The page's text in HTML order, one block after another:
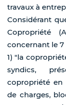
travaux à
Considérant
Copropriété
concernant le
1) "la
syndics,
copropriété en
de charges,